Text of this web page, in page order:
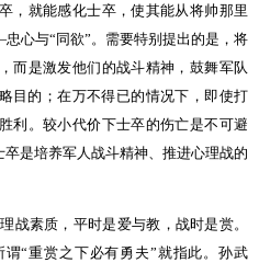
，就能感化士卒，使其能从将帅那里
心与“同欲”。需要特别提出的是，将
而是激发他们的战斗精神，鼓舞军队
目的；在万不得已的情况下，即使打
利。较小代价下士卒的伤亡是不可避
是培养军人战斗精神、推进心理战的
战素质，平时是爱与教，战时是赏。
“重赏之下必有勇夫”就指此。孙武